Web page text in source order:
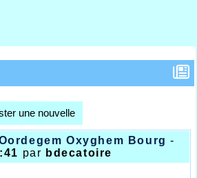
une nouvelle
Oxyghem Bourg -
par bdecatoire